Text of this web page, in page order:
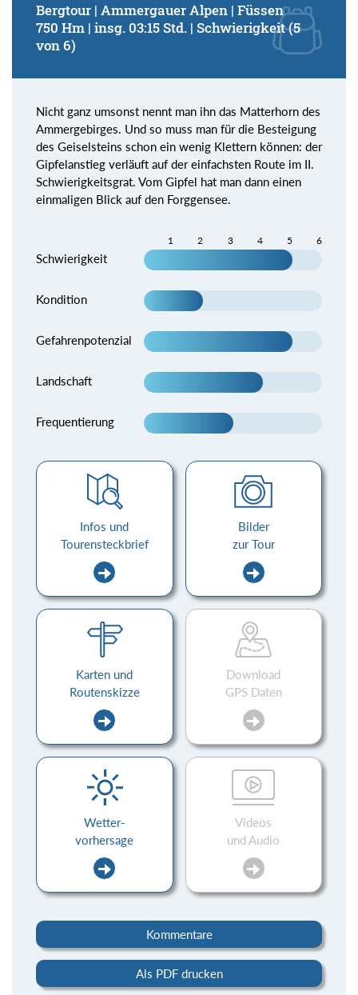
Bergtour | Ammergauer Alpen | Füssen
750 Hm | insg. 03:15 Std. | Schwierigkeit (5
von 6)
Nicht ganz umsonst nennt man ihn das Matterhorn des
Ammergebirges. Und so muss man für die Besteigung
des Geiselsteins schon ein wenig Klettern können: der
Gipfelanstieg verläuft auf der einfachsten Route im II.
Schwierigkeitsgrat. Vom Gipfel hat man dann einen
einmaligen Blick auf den Forggensee.
1 2 3 4 5 6
Schwierigkeit
Kondition
Gefahrenpotenzial
Landschaft
Frequentierung
Infos und
Tourensteckbrief
Bilder
zur Tour
Karten und
Routenskizze
Download
GPS Daten
Wetter-
vorhersage
Videos
und Audio
Kommentare
Als PDF drucken